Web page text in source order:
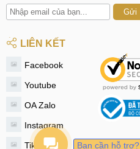
Gửi
LIÊN KẾT
Facebook
Youtube
OA Zalo
Instagram
Tiktok Bạn cần hỗ trợ?